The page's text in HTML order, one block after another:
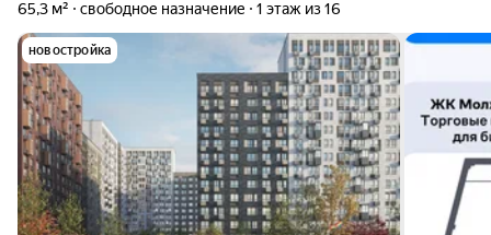
65,3 м² свободное назначение 1 этаж из 16
новостройка